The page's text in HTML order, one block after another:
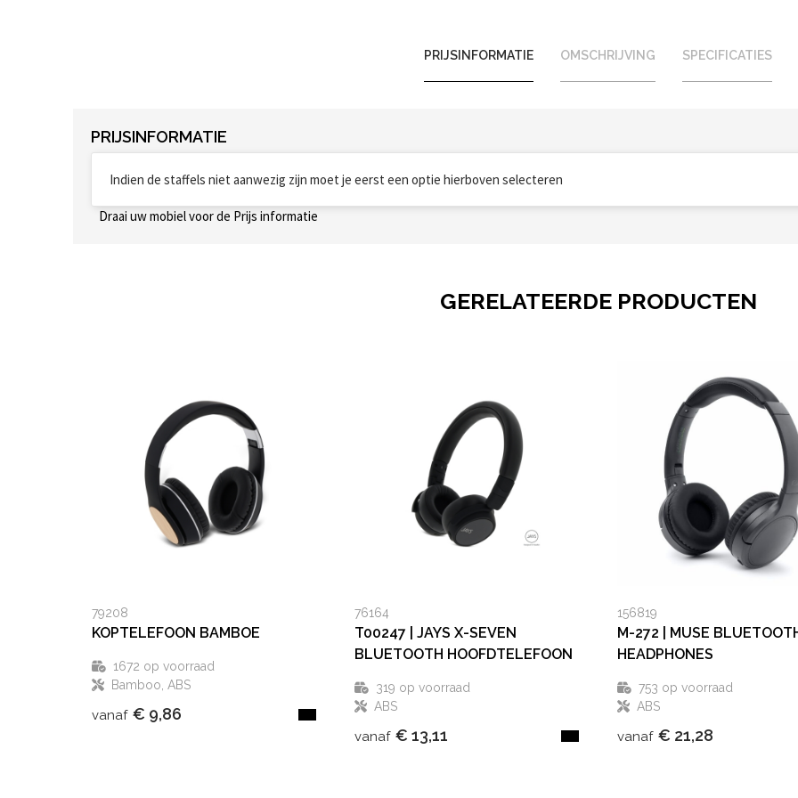
PRIJSINFORMATIE OMSCHRIJVING SPECIFICATIES
PRIJSINFORMATIE
Indien de staffels niet aanwezig zijn moet je eerst een optie hierboven selecteren
Draai uw mobiel voor de Prijs informatie
GERELATEERDE PRODUCTEN
79208
KOPTELEFOON BAMBOE
1672 op voorraad
Bamboo, ABS
vanaf € 9,86
76164
T00247 | JAYS X-SEVEN
BLUETOOTH HOOFDTELEFOON
319 op voorraad
ABS
vanaf € 13,11
156819
M-272 | MUSE
HEADPHONES
753 op voorraad
ABS
vanaf € 21,28